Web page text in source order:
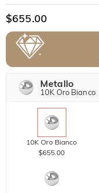
$655.00
Metallo
10K Oro Bianco
10K Oro Bianco
$655.00